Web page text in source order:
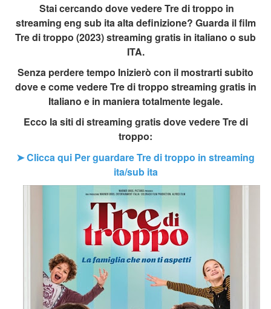
Stai cercando dove vedere Tre di troppo in
streaming eng sub ita alta definizione? Guarda il film
Tre di troppo (2023) streaming gratis in italiano o sub
ITA.
Senza perdere tempo Inizierò con il mostrarti subito
dove e come vedere Tre di troppo streaming gratis in
Italiano e in maniera totalmente legale.
Ecco la siti di streaming gratis dove vedere Tre di
troppo:
➤ Clicca qui Per guardare Tre di troppo in streaming
ita/sub ita